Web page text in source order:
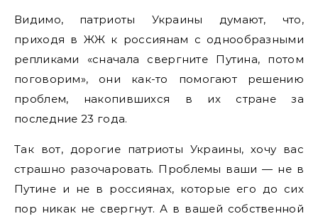
Видимо, патриоты Украины думают, что,
приходя в ЖЖ к россиянам с однообразными
репликами «сначала свергните Путина, потом
поговорим», они как-то помогают решению
проблем, накопившихся в их стране за
последние 23 года.
Так вот, дорогие патриоты Украины, хочу вас
страшно разочаровать. Проблемы ваши — не в
Путине и не в россиянах, которые его до сих
пор никак не свергнут. А в вашей собственной